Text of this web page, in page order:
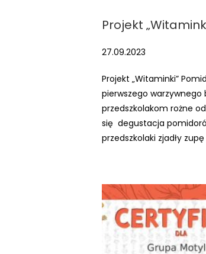
Projekt
27.09.2023
Projekt „Witaminki”
pierwszego
przedszkolakom rożne
się degustacja
przedszkolaki zjadły